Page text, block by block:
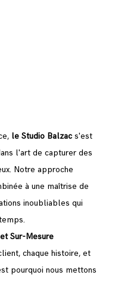
le Studio Balzac s'est
l'art de capturer des
Notre approche
à une maîtrise de
inoubliables qui
Sur-Mesure
chaque histoire, et
pourquoi nous mettons